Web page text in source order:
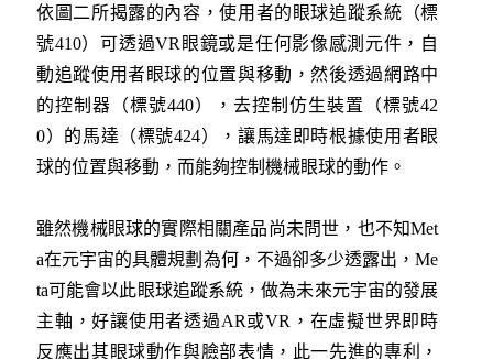
依圖二所揭露的內容，使用者的眼球追蹤系統（標
號410）可透過VR眼鏡或是任何影像感測元件，自
動追蹤使用者眼球的位置與移動，然後透過網路中
的控制器（標號440），去控制仿生裝置（標號42
0）的馬達（標號424），讓馬達即時根據使用者眼
球的位置與移動，而能夠控制機械眼球的動作。
雖然機械眼球的實際相關產品尚未問世，也不知Met
a在元宇宙的具體規劃為何，不過卻多少透露出，Me
ta可能會以此眼球追蹤系統，做為未來元宇宙的發展
主軸，好讓使用者透過AR或VR，在虛擬世界即時
反應出其眼球動作與臉部表情，此一先進的專利，